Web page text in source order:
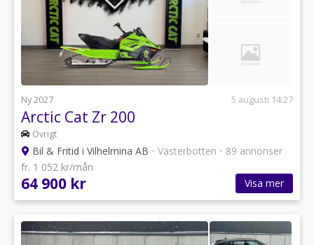
Ny 2027 5 augusti 14:27
Arctic Cat Zr 200
Övrigt
Bil & Fritid i Vilhelmina AB • Västerbotten • 89 annonser
fr. 1 052 kr/mån
64 900 kr Visa mer